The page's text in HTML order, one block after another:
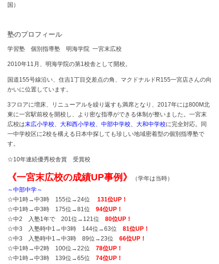
国）
塾のプロフィール
学習塾 個別指導塾 明海学院 一宮末広校
2010年11月、明海学院の第1校舎として開校。
国道155号線沿い、住吉1丁目交差点の角、マクドナルドR155一宮店さんの向
かいに位置しています。
3フロアに増床、リニューアルを繰り返すも満席となり、2017年には800M北
東に一宮駅前校を開校し、より密な指導ができる体制が整いました。一宮末
広校は末広小学校、大和西小学校、中部中学校、大和中学校に完全対応。同
一中学校区に2校を構える日本中探しても珍しい地域密着型の個別指導塾で
す。
☆10年連続優秀校舎賞 受賞校
《一宮末広校の成績UP事例》
（学年は当時）
～中部中学～
☆中1時→中3時 155位→24位 131位UP！
☆中1時→中3時 175位→81位 94位UP！
☆中2 入塾1年で 201位→121位 80位UP！
☆中3 入塾時中1→中3時 144位→63位
81位UP！
☆中3 入塾時中1→中3時 89位→23位
66位UP！
☆中1時→中2時 100位→22位 78位UP！
☆中1時→中3時 139位→65位 74位UP！